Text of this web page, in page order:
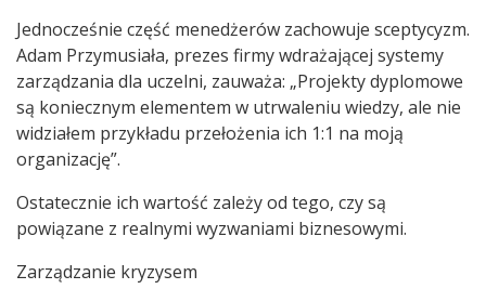
Jednocześnie część menedżerów zachowuje sceptycyzm.
Adam Przymusiała, prezes firmy wdrażającej systemy
zarządzania dla uczelni, zauważa: „Projekty dyplomowe
są koniecznym elementem w utrwaleniu wiedzy, ale nie
widziałem przykładu przełożenia ich 1:1 na moją
organizację”.
Ostatecznie ich wartość zależy od tego, czy są
powiązane z realnymi wyzwaniami biznesowymi.
Zarządzanie kryzysem